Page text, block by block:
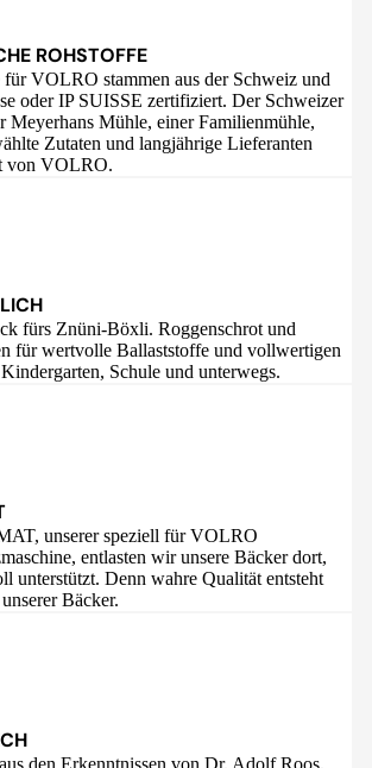
ROHSTOFFE
für VOLRO stammen aus der Schweiz und
oder IP SUISSE zertifiziert. Der Schweizer
Meyerhans Mühle, einer Familienmühle,
Zutaten und langjährige Lieferanten
von VOLRO.
fürs Znüni-Böxli. Roggenschrot und
für wertvolle Ballaststoffe und vollwertigen
Schule und unterwegs.
unserer speziell für VOLRO
entlasten wir unsere Bäcker dort,
unterstützt. Denn wahre Qualität entsteht
Bäcker.
den Erkenntnissen von Dr. Adolf Roos,